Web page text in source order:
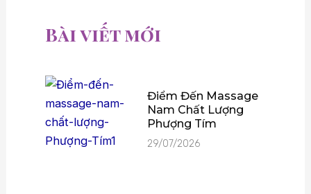
Bài viết mới
Điểm Đến Massage
Nam Chất Lượng
Phượng Tím
29/07/2026